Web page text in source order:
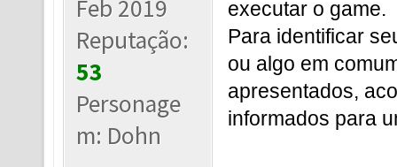
Feb 2019
Reputação:
53
Personage
m: Dohn
executar o game.
Para identificar
ou algo em
apresentados,
informados para